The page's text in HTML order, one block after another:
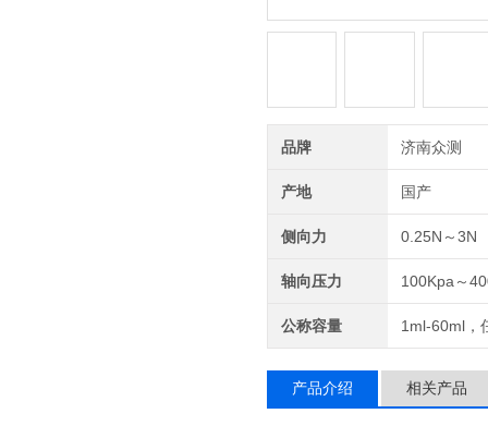
品牌 济南众测
产地 国产
侧向力 0.25N～3N
轴向压力 100Kpa～
公称容量 1ml-60ml，
产品介绍 相关产品